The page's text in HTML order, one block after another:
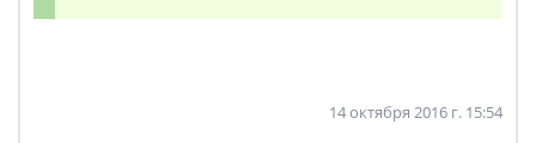
14 октября 2016 г. 15:54